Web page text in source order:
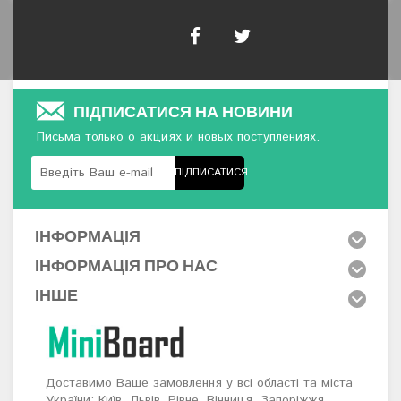
ПІДПИСАТИСЯ НА НОВИНИ
Письма только о акциях и новых поступлениях.
ПІДПИСАТИСЯ
ІНФОРМАЦІЯ
ІНФОРМАЦІЯ ПРО НАС
ІНШЕ
Доставимо Ваше замовлення у всі області та міста